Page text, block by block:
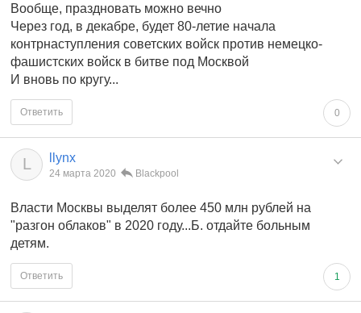
Вообще, праздновать можно вечно
Через год, в декабре, будет 80-летие начала
контрнаступления советских войск против немецко-
фашистских войск в битве под Москвой
И вновь по кругу...
0
Ответить
L llynx
24 марта 2020 Blackpool
Власти Москвы выделят более 450 млн рублей на
"разгон облаков" в 2020 году...Б. отдайте больным
детям.
1
Ответить